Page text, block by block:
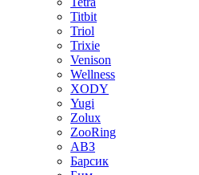
Titbit
Triol
Trixie
Venison
Wellness
XODY
Yugi
Zolux
ZooRing
АВЗ
Барсик